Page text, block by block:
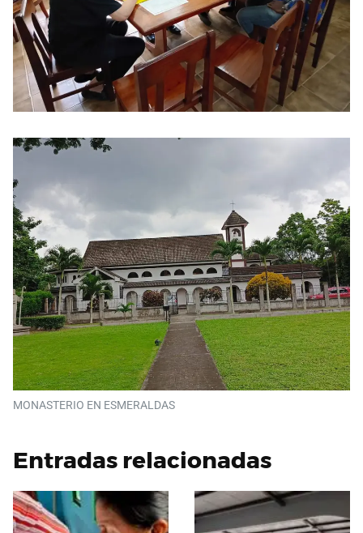
MONASTERIO EN ESMERALDAS
Entradas relacionadas